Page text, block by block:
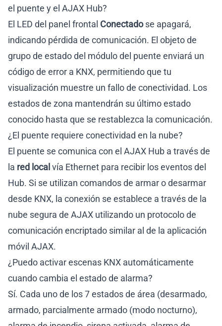
el puente y el AJAX Hub?
El LED del panel frontal Conectadose apagará,
indicando pérdida de comunicación. El objeto de
grupo de estado del módulo del puente enviará un
código de error a KNX, permitiendo que tu
visualización muestre un fallo de conectividad. Los
estados de zona mantendrán su último estado
conocido hasta que se restablezca la comunicación.
¿El puente requiere conectividad en la nube?
El puente se comunica con el AJAX Hub a través de
la red localvía Ethernet para recibir los eventos del
Hub. Si se utilizan comandos de armar o desarmar
desde KNX, la conexión se establece a través de la
nube segura de AJAX utilizando un protocolo de
comunicación encriptado similar al de la aplicación
móvil AJAX.
¿Puedo activar escenas KNX automáticamente
cuando cambia el estado de alarma?
Sí. Cada uno de los 7 estados de área (desarmado,
armado, parcialmente armado (modo nocturno),